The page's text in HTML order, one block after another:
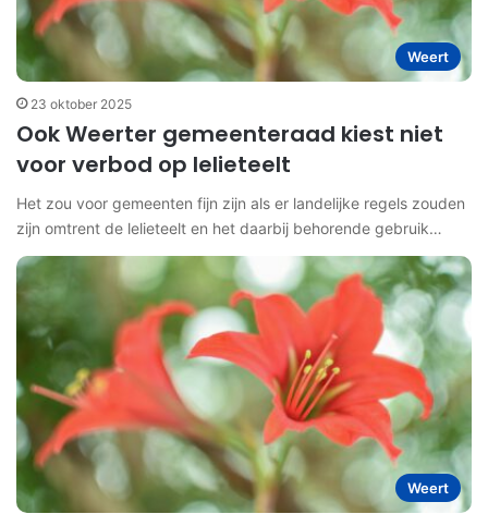
Weert
23 oktober 2025
Ook Weerter gemeenteraad kiest niet
voor verbod op lelieteelt
Het zou voor gemeenten fijn zijn als er landelijke regels zouden
zijn omtrent de lelieteelt en het daarbij behorende gebruik…
Weert